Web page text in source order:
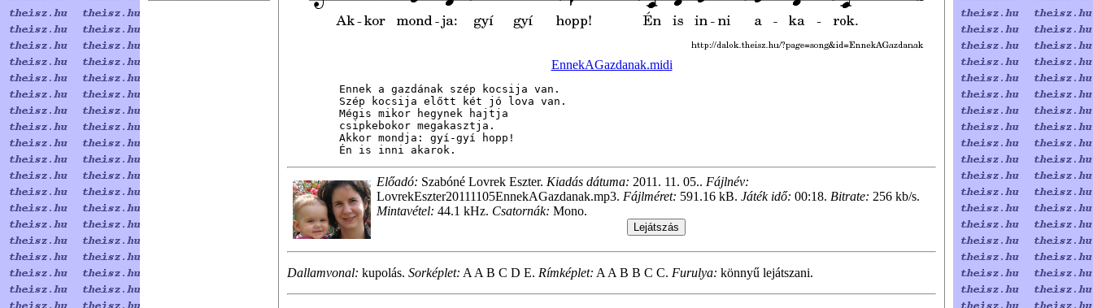
EnnekAGazdanak.midi
Ennek a gazdának szép kocsija van.
Szép kocsija előtt két jó lova van.
Mégis mikor hegynek hajtja
csipkebokor megakasztja.
Akkor mondja: gyí-gyí hopp!
Én is inni akarok.
Előadó: Szabóné Lovrek Eszter. Kiadás dátuma: 2011. 11. 05.. Fájlnév:
LovrekEszter20111105EnnekAGazdanak.mp3. Fájlméret: 591.16 kB. Játék idő: 00:18. Bitrate: 256 kb/s.
Mintavétel: 44.1 kHz. Csatornák: Mono.
Dallamvonal: kupolás. Sorképlet: A A B C D E. Rímképlet: A A B B C C. Furulya: könnyű lejátszani.